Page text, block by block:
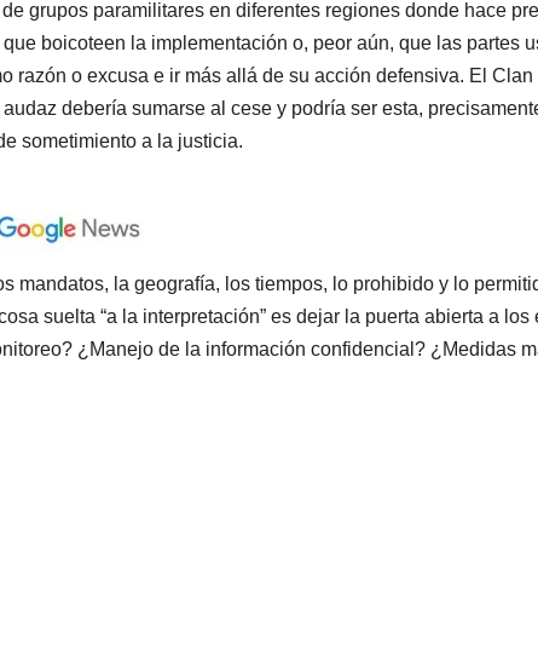
grupos paramilitares en diferentes regiones donde hace
boicoteen la implementación o, peor aún, que las partes
razón o excusa e ir más allá de su acción defensiva. El Clan
debería sumarse al cese y podría ser esta,
sometimiento a la justicia.
mandatos, la geografía, los tiempos, lo prohibido y lo
suelta “a la interpretación” es dejar la puerta abierta a los
¿Manejo de la información confidencial? ¿Medidas